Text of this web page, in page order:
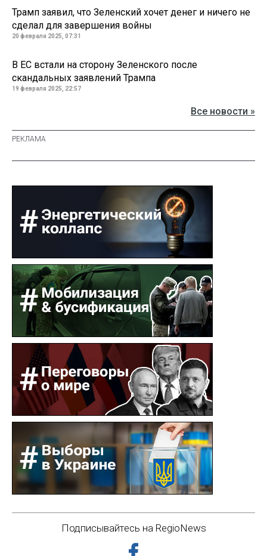
Трамп заявил, что Зеленский хочет денег и ничего не
сделал для завершения войны
20 февраля 2025, 07:31
В ЕС встали на сторону Зеленского после
скандальных заявлений Трампа
19 февраля 2025, 22:57
Все новости »
Подписывайтесь на RegioNews